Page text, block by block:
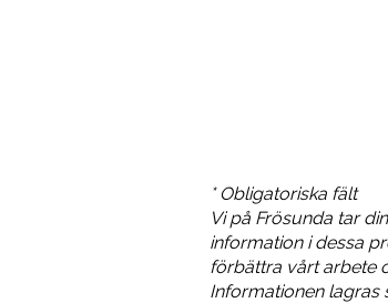
* Obligatoriska fält
Vi på Frösunda tar
information i dessa
förbättra vårt arbete
Informationen lagras